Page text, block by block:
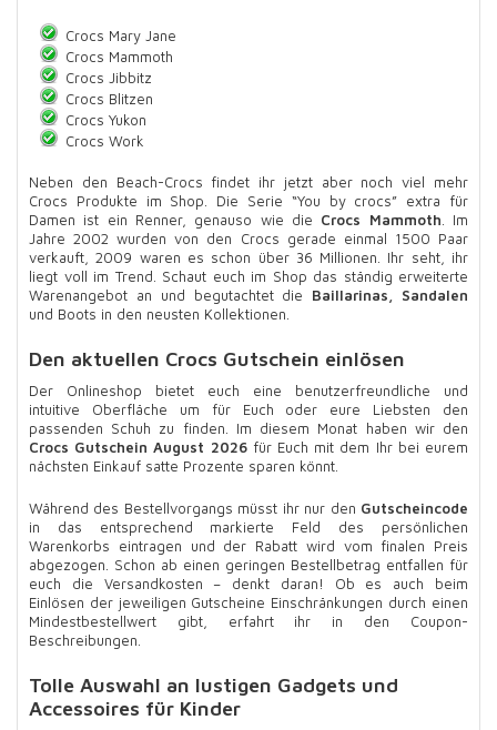
Crocs Mary Jane
Crocs Mammoth
Crocs Jibbitz
Crocs Blitzen
Crocs Yukon
Crocs Work
Neben den Beach-Crocs findet ihr jetzt aber noch viel mehr
Crocs Produkte im Shop. Die Serie “You by crocs” extra für
Damen ist ein Renner, genauso wie die Crocs Mammoth . Im
Jahre 2002 wurden von den Crocs gerade einmal 1500 Paar
verkauft, 2009 waren es schon über 36 Millionen. Ihr seht, ihr
liegt voll im Trend. Schaut euch im Shop das ständig erweiterte
Warenangebot an und begutachtet die Baillarinas, Sandalen
und Boots in den neusten Kollektionen.
Den aktuellen Crocs Gutschein einlösen
Der Onlineshop bietet euch eine benutzerfreundliche und
intuitive Oberfläche um für Euch oder eure Liebsten den
passenden Schuh zu finden. Im diesem Monat haben wir den
Crocs Gutschein August 2026für Euch mit dem Ihr bei eurem
nächsten Einkauf satte Prozente sparen könnt.
Während des Bestellvorgangs müsst ihr nur den Gutscheincode
in das entsprechend markierte Feld des persönlichen
Warenkorbs eintragen und der Rabatt wird vom finalen Preis
abgezogen. Schon ab einen geringen Bestellbetrag entfallen für
euch die Versandkosten – denkt daran! Ob es auch beim
Einlösen der jeweiligen Gutscheine Einschränkungen durch einen
Mindestbestellwert gibt, erfahrt ihr in den Coupon-
Beschreibungen.
Tolle Auswahl an lustigen Gadgets und
Accessoires für Kinder